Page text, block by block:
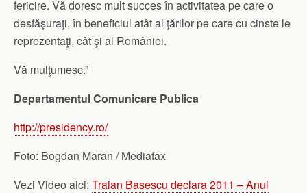
fericire. Vă doresc mult succes în activitatea pe care o
desfăşuraţi, în beneficiul atât al ţărilor pe care cu cinste le
reprezentaţi, cât şi al României.
Vă mulţumesc.”
Departamentul Comunicare Publica
http://presidency.ro/
Foto: Bogdan Maran / Mediafax
Vezi Video aici: Traian Basescu declara 2011 – Anul